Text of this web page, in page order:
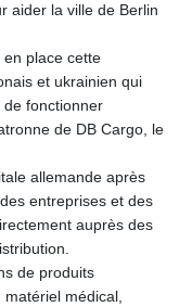
aider la ville de Berlin
place cette
et ukrainien qui
fonctionner
de DB Cargo, le
allemande après
entreprises et des
auprès des
de produits
médical,